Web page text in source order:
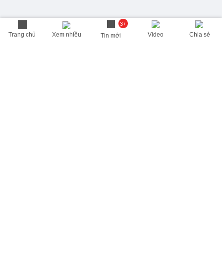
Trang chủ Xem nhiều
3+
Tin mới Video Chia sẻ